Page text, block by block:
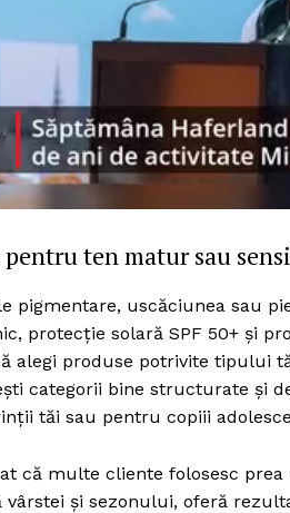
Un proiect
ROMÂNIA
ten matur sau
pigmentare, uscăciunea sau
protecție solară SPF 50+ și
alegi produse potrivite tipului
categorii bine structurate și
tăi sau pentru copiii
că multe cliente folosesc
și sezonului, oferă